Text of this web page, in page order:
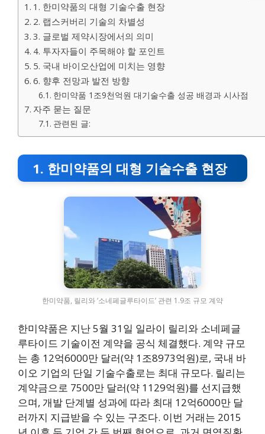
1. 한미약품의 대형 기술수출 현장
2. 랩스커버리 기술의 차별성
3. 글로벌 제약시장에서의 의미
4. 투자자들이 주목해야 할 포인트
5. 국내 바이오산업에 미치는 영향
6. 향후 전망과 발전 방향
한미약품 1조9천억원 대기술수출 성공 배경과 시사점
자주 묻는 질문
관련된 글:
1. 한미약품의 대형 기술수출 현장
한미약품, 릴리와 ‘소네페글루타이드’ 관련 1.9조 규모 계약
한미약품은 지난 5월 31일 일라이 릴리와 소네페글
루타이드 기술이전 계약을 공식 체결했다. 계약 규모
는 총 12억6000만 달러(약 1조8973억원)로, 국내 바
이오 기업의 단일 기술수출로는 최대 규모다. 릴리는
계약금으로 7500만 달러(약 1129억원)를 선지급했
으며, 개발 단계별 성과에 따라 최대 12억6000만 달
러까지 지급받을 수 있는 구조다. 이번 거래는 2015